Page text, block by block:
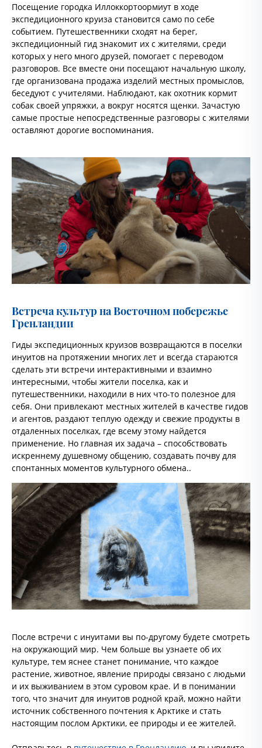
Посещение городка Иллоккортоормиут в ходе
экспедиционного круиза становится само по себе
событием. Путешественники сходят на берег,
экспедиционный гид знакомит их с жителями, среди
которых у него много друзей, помогает с переводом
разговоров. Все вместе они посещают начальную школу,
где организована продажа изделий местных промыслов,
беседуют с учителями. Наблюдают, как охотник кормит
собак своей упряжки, а вокруг носятся щенки. Зачастую
самые простые непосредственные разговоры с жителями
оставляют дорогие воспоминания.
Встреча культур на Восточном побережье
Гренландии
Гиды экспедиционных круизов возвращаются в поселки
инуитов на протяжении многих лет и всегда стараются
сделать эти встречи интерактивными и взаимно
интересными, чтобы жители поселка, как и
путешественники, находили в них что-то полезное для
себя. Они привлекают местных жителей в качестве гидов
и агентов, раздают теплую одежду и свежие продукты в
отдаленных поселках, где всему этому найдется
применение. Но главная их задача – способствовать
искреннему душевному общению, создавать почву для
спонтанных моментов культурного обмена..
После встречи с инуитами вы по-другому будете смотреть
на окружающий мир. Чем больше вы узнаете об их
культуре, тем яснее станет понимание, что каждое
растение, животное, явление природы связано с людьми
и их выживанием в этом суровом крае. И в понимании
того, что значит для инуитов родной край, можно найти
источник собственного почтения к Арктике и стать
настоящим послом Арктики, ее природы и ее жителей.